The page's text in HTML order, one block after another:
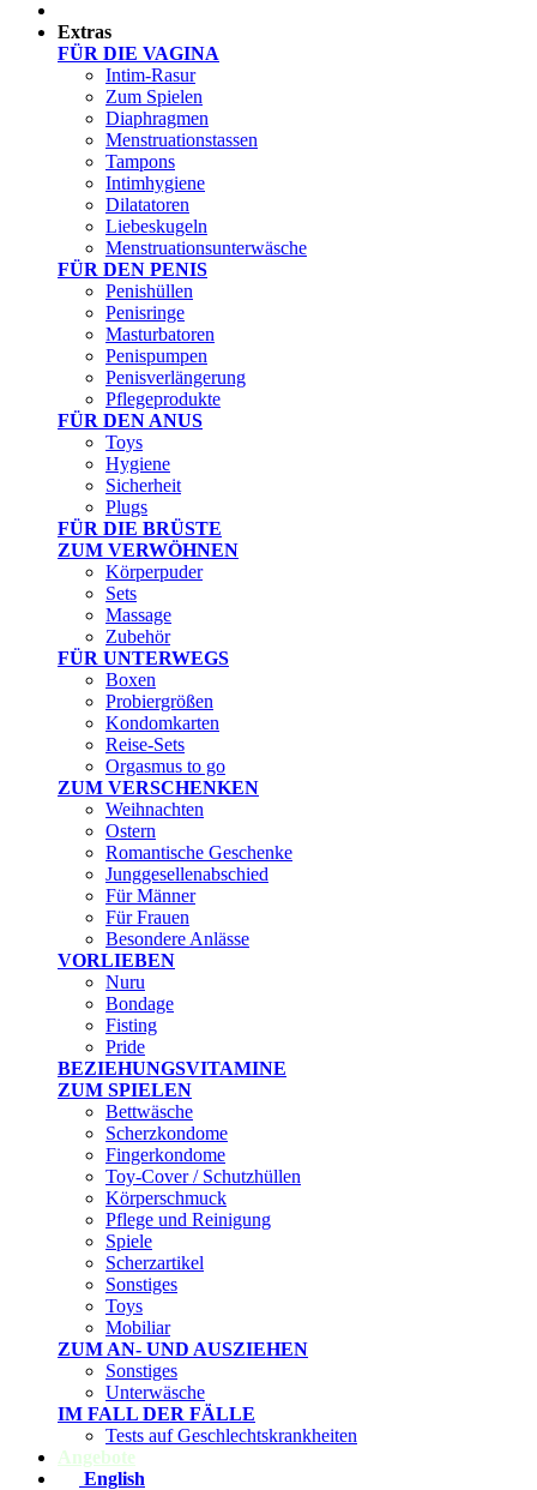
Extras
FÜR DIE VAGINA
Intim-Rasur
Zum Spielen
Diaphragmen
Menstruationstassen
Tampons
Intimhygiene
Dilatatoren
Liebeskugeln
Menstruationsunterwäsche
FÜR DEN PENIS
Penishüllen
Penisringe
Masturbatoren
Penispumpen
Penisverlängerung
Pflegeprodukte
FÜR DEN ANUS
Toys
Hygiene
Sicherheit
Plugs
FÜR DIE BRÜSTE
ZUM VERWÖHNEN
Körperpuder
Sets
Massage
Zubehör
FÜR UNTERWEGS
Boxen
Probiergrößen
Kondomkarten
Reise-Sets
Orgasmus to go
ZUM VERSCHENKEN
Weihnachten
Ostern
Romantische Geschenke
Junggesellenabschied
Für Männer
Für Frauen
Besondere Anlässe
VORLIEBEN
Nuru
Bondage
Fisting
Pride
BEZIEHUNGSVITAMINE
ZUM SPIELEN
Bettwäsche
Scherzkondome
Fingerkondome
Toy-Cover / Schutzhüllen
Körperschmuck
Pflege und Reinigung
Spiele
Scherzartikel
Sonstiges
Toys
Mobiliar
ZUM AN- UND AUSZIEHEN
Sonstiges
Unterwäsche
IM FALL DER FÄLLE
Tests auf Geschlechtskrankheiten
Angebote
English